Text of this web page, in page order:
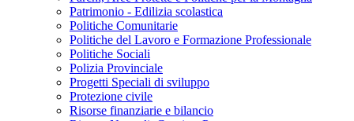
Patrimonio - Edilizia scolastica
Politiche Comunitarie
Politiche del Lavoro e Formazione Professionale
Politiche Sociali
Polizia Provinciale
Progetti Speciali di sviluppo
Protezione civile
Risorse finanziarie e bilancio